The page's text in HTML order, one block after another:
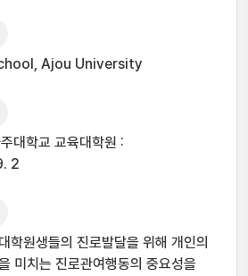
Ajou University
대학교 교육대학원 :
2
학원생들의 진로발달을 위해 개인의
미치는 진로관여행동의 중요성을